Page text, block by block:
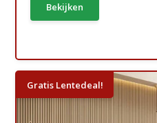
Bekijken
Gratis Lentedeal!